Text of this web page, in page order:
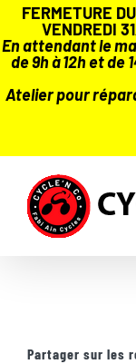
FERMETURE
VENDREDI
En attendant le
de 9h à 12h et de
Atelier pour
contenu
Partager sur les